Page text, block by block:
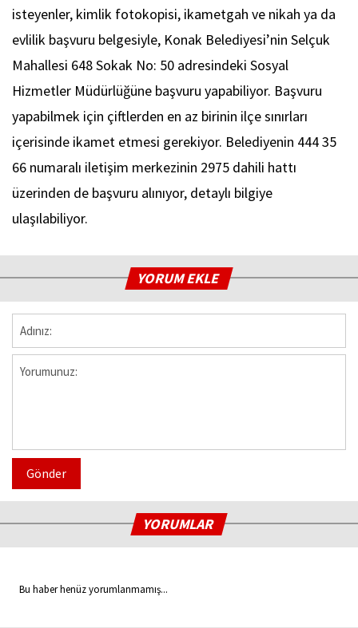
isteyenler, kimlik fotokopisi, ikametgah ve nikah ya da
evlilik başvuru belgesiyle, Konak Belediyesi’nin Selçuk
Mahallesi 648 Sokak No: 50 adresindeki Sosyal
Hizmetler Müdürlüğüne başvuru yapabiliyor. Başvuru
yapabilmek için çiftlerden en az birinin ilçe sınırları
içerisinde ikamet etmesi gerekiyor. Belediyenin 444 35
66 numaralı iletişim merkezinin 2975 dahili hattı
üzerinden de başvuru alınıyor, detaylı bilgiye
ulaşılabiliyor.
YORUM EKLE
Gönder
YORUMLAR
Bu haber henüz yorumlanmamış...